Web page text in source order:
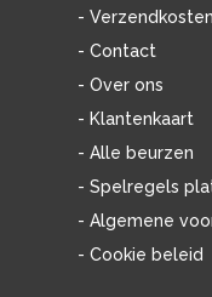
- Verzendkosten
- Contact
- Over ons
- Klantenkaart
- Alle beurzen
- Spelregels
- Algemene
- Cookie beleid